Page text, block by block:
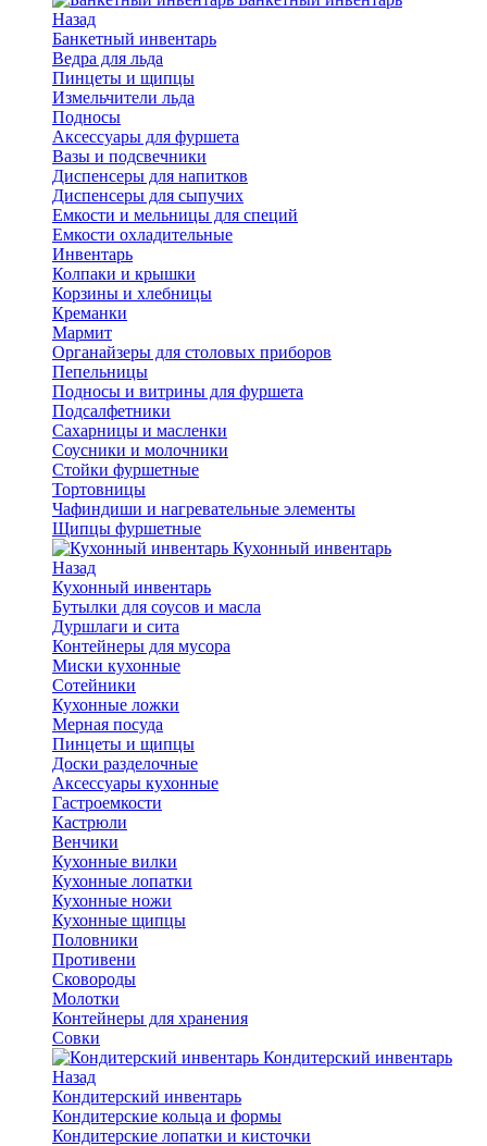
Назад
Банкетный инвентарь
Ведра для льда
Пинцеты и щипцы
Измельчители льда
Подносы
Аксессуары для фуршета
Вазы и подсвечники
Диспенсеры для напитков
Диспенсеры для сыпучих
Емкости и мельницы для специй
Емкости охладительные
Инвентарь
Колпаки и крышки
Корзины и хлебницы
Креманки
Мармит
Органайзеры для столовых приборов
Пепельницы
Подносы и витрины для фуршета
Подсалфетники
Сахарницы и масленки
Соусники и молочники
Стойки фуршетные
Тортовницы
Чафиндиши и нагревательные элементы
Щипцы фуршетные
Кухонный инвентарь
Назад
Кухонный инвентарь
Бутылки для соусов и масла
Дуршлаги и сита
Контейнеры для мусора
Миски кухонные
Сотейники
Кухонные ложки
Мерная посуда
Пинцеты и щипцы
Доски разделочные
Аксессуары кухонные
Гастроемкости
Кастрюли
Венчики
Кухонные вилки
Кухонные лопатки
Кухонные ножи
Кухонные щипцы
Половники
Противени
Сковороды
Молотки
Контейнеры для хранения
Совки
Кондитерский инвентарь
Назад
Кондитерский инвентарь
Кондитерские кольца и формы
Кондитерские лопатки и кисточки